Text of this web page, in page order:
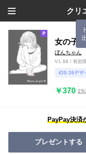
クリ
女の子
ぼんちゃん
V1.68 / 有効
iOS 26デザ
￥370 1%
PayPay決済
プレゼントする